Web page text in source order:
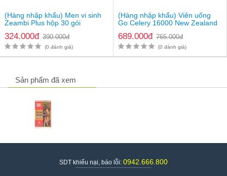
(Hàng nhập khẩu) Men vi sinh
Zeambi Plus hộp 30 gói
324.000đ 390.000đ
(0 đánh giá)
(Hàng nhập khẩu) Viên uống
Go Celery 16000 New Zealand
689.000đ 765.000đ
(0 đánh giá)
Sản phẩm đã xem
SDT khiếu nại, báo lỗi: 0942.666.800